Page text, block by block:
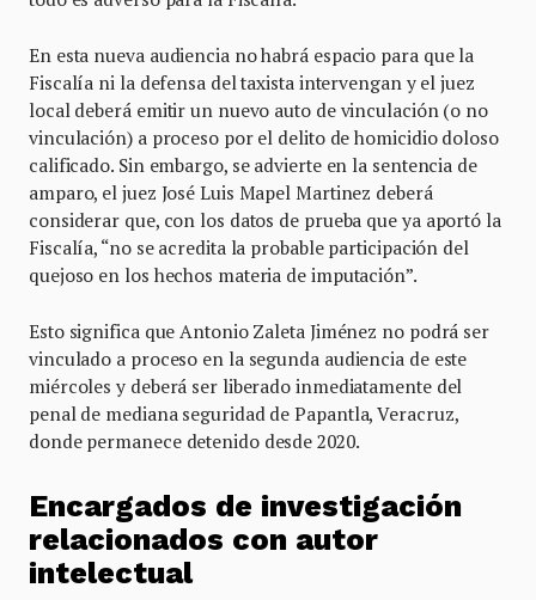
En esta nueva audiencia no habrá espacio para que la
Fiscalía ni la defensa del taxista intervengan y el juez
local deberá emitir un nuevo auto de vinculación (o no
vinculación) a proceso por el delito de homicidio doloso
calificado. Sin embargo, se advierte en la sentencia de
amparo, el juez José Luis Mapel Martinez deberá
considerar que, con los datos de prueba que ya aportó la
Fiscalía, “no se acredita la probable participación del
quejoso en los hechos materia de imputación”.
Esto significa que Antonio Zaleta Jiménez no podrá ser
vinculado a proceso en la segunda audiencia de este
miércoles y deberá ser liberado inmediatamente del
penal de mediana seguridad de Papantla, Veracruz,
donde permanece detenido desde 2020.
Encargados de investigación
relacionados con autor
intelectual